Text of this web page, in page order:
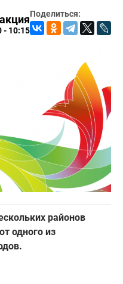
Поделиться:
- 10:15
районов
одного из